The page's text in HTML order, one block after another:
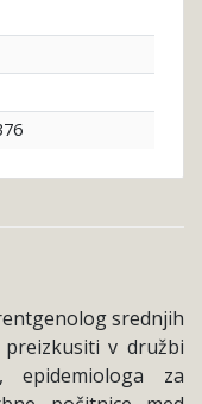
srednjih
v družbi
za